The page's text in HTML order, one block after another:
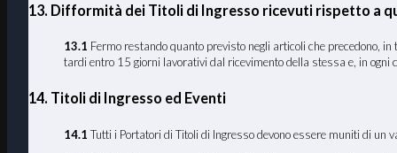
13. Difformità dei Titoli di Ingresso ricevuti rispetto a
13.1 Fermo restando quanto previsto negli articoli che precedono,
tardi entro 15 giorni lavorativi dal ricevimento della stessa e, in ogni
14. Titoli di Ingresso ed Eventi
14.1 Tutti i Portatori di Titoli di Ingresso devono essere muniti di un